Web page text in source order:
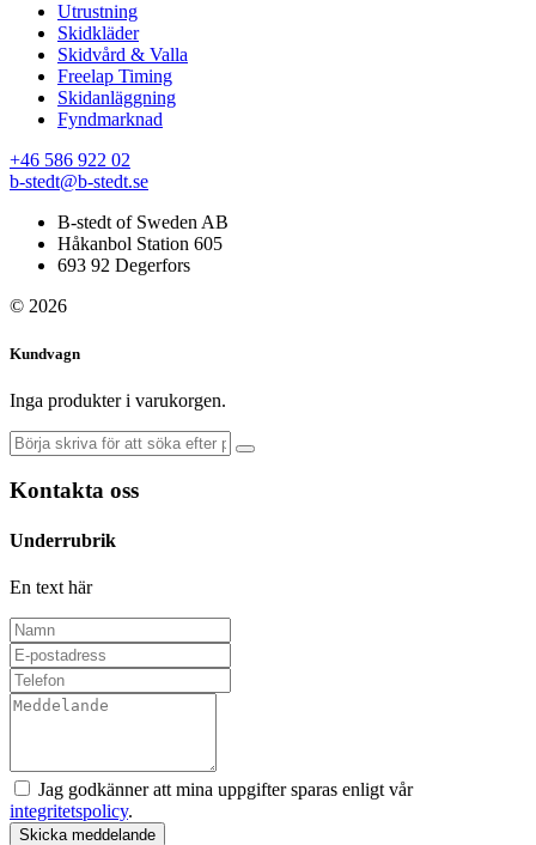
Utrustning
Skidkläder
Skidvård & Valla
Freelap Timing
Skidanläggning
Fyndmarknad
+46 586 922 02
b-stedt@b-stedt.se
B-stedt of Sweden AB
Håkanbol Station 605
693 92 Degerfors
© 2026
Kundvagn
Inga produkter i varukorgen.
Kontakta oss
Underrubrik
En text här
Jag godkänner att mina uppgifter sparas enligt vår
integritetspolicy.
Skicka meddelande